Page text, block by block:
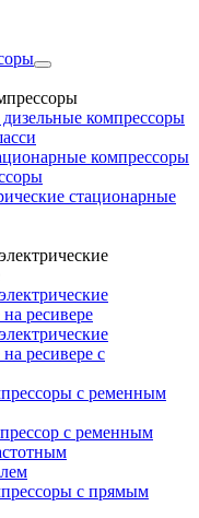
компрессоры
компрессоры
стационарные
ресивере
ресивере с
с ременным
с ременным
с прямым